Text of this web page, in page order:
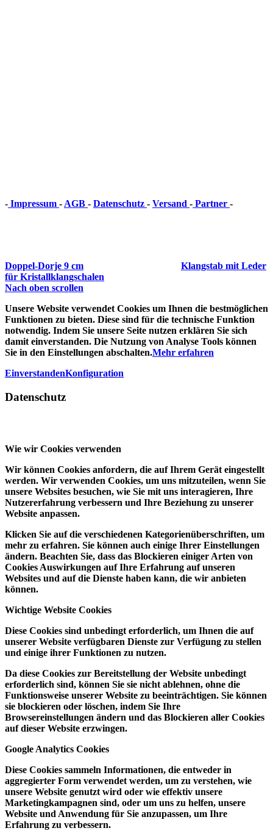
- Impressum - AGB - Datenschutz - Versand - Partner -
Doppel-Dorje 9 cm
Klangstab mit Leder
für Kristallklangschalen
Nach oben scrollen
Unsere Website verwendet Cookies um Ihnen die bestmöglichen
Funktionen zu bieten. Diese sind für die technische Funktion
notwendig. Indem Sie unsere Seite nutzen erklären Sie sich
damit einverstanden. Die Nutzung von Analyse Tools können
Sie in den Einstellungen abschalten.Mehr erfahren
EinverstandenKonfiguration
Datenschutz
Wie wir Cookies verwenden
Wir können Cookies anfordern, die auf Ihrem Gerät eingestellt
werden. Wir verwenden Cookies, um uns mitzuteilen, wenn Sie
unsere Websites besuchen, wie Sie mit uns interagieren, Ihre
Nutzererfahrung verbessern und Ihre Beziehung zu unserer
Website anpassen.
Klicken Sie auf die verschiedenen Kategorienüberschriften, um
mehr zu erfahren. Sie können auch einige Ihrer Einstellungen
ändern. Beachten Sie, dass das Blockieren einiger Arten von
Cookies Auswirkungen auf Ihre Erfahrung auf unseren
Websites und auf die Dienste haben kann, die wir anbieten
können.
Wichtige Website Cookies
Diese Cookies sind unbedingt erforderlich, um Ihnen die auf
unserer Website verfügbaren Dienste zur Verfügung zu stellen
und einige ihrer Funktionen zu nutzen.
Da diese Cookies zur Bereitstellung der Website unbedingt
erforderlich sind, können Sie sie nicht ablehnen, ohne die
Funktionsweise unserer Website zu beeinträchtigen. Sie können
sie blockieren oder löschen, indem Sie Ihre
Browsereinstellungen ändern und das Blockieren aller Cookies
auf dieser Website erzwingen.
Google Analytics Cookies
Diese Cookies sammeln Informationen, die entweder in
aggregierter Form verwendet werden, um zu verstehen, wie
unsere Website genutzt wird oder wie effektiv unsere
Marketingkampagnen sind, oder um uns zu helfen, unsere
Website und Anwendung für Sie anzupassen, um Ihre
Erfahrung zu verbessern.